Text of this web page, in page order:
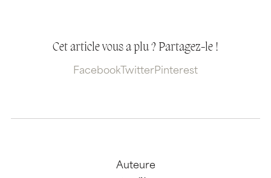
Cet article vous a plu ? Partagez-le !
Facebook TwitterPinterest
Auteure